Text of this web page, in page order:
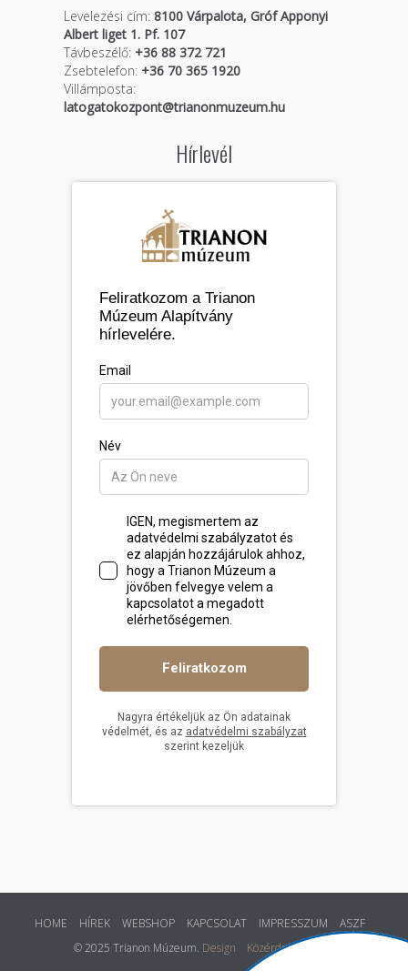
Levelezési cím: 8100 Várpalota, Gróf Apponyi
Albert liget 1. Pf. 107
Távbeszélő:+36 88 372 721
Zsebtelefon:+36 70 365 1920
Villámposta:
latogatokozpont@trianonmuzeum.hu
Hírlevél
HOME HÍREK WEBSHOP KAPCSOLAT IMPRESSZUM
ASZF
© 2025 Trianon Múzeum. Design Közérdekű adatok